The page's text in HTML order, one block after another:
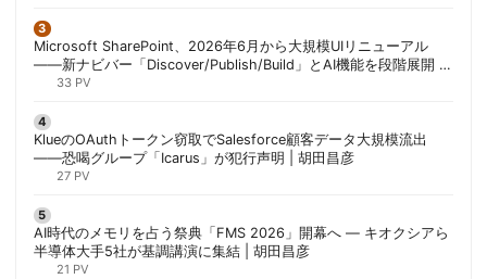
Microsoft SharePoint、2026年6月から大規模UIリニューアル
——新ナビバー「Discover/Publish/Build」とAI機能を段階展開 |
胡田昌彦
33 PV
KlueのOAuthトークン窃取でSalesforce顧客データ大規模流出
——恐喝グループ「Icarus」が犯行声明 | 胡田昌彦
27 PV
AI時代のメモリを占う祭典「FMS 2026」開幕へ ― キオクシアら
半導体大手5社が基調講演に集結 | 胡田昌彦
21 PV